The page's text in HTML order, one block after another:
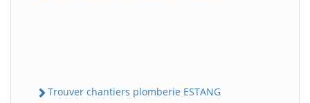
Trouver chantiers plomberie ESTANG